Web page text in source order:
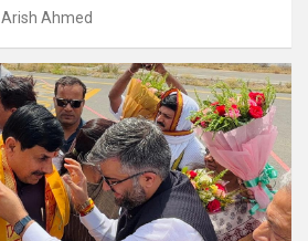
Arish Ahmed